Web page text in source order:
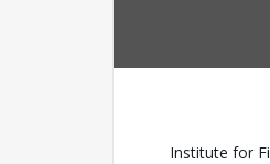
Institute for